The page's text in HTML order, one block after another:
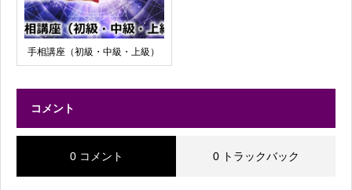
手相講座（初級・中級・上級）
コメント
0 コメント 0 トラックバック